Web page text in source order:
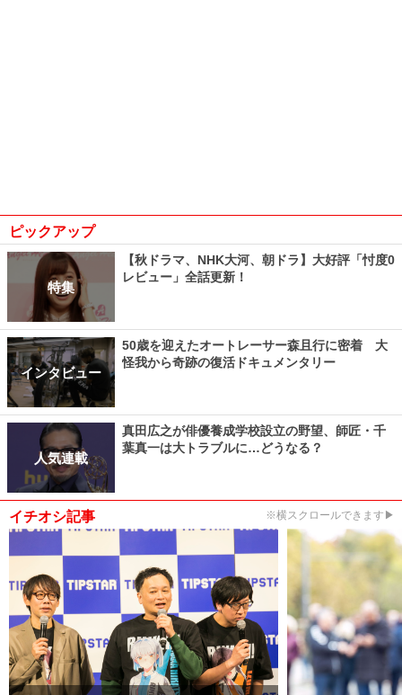
ピックアップ
特集
【秋ドラマ、NHK大河、朝ドラ】大好評「忖度0
レビュー」全話更新！
インタビュー
50歳を迎えたオートレーサー森且行に密着 大
怪我から奇跡の復活ドキュメンタリー
人気連載
真田広之が俳優養成学校設立の野望、師匠・千
葉真一は大トラブルに…どうなる？
イチオシ記事 ※横スクロールできます▶